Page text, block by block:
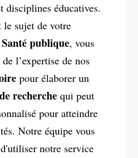
disciplines éducatives.
sujet de votre
publique, vous
l’expertise de nos
pour élaborer un
recherche qui peut
pour atteindre
Notre équipe vous
notre service